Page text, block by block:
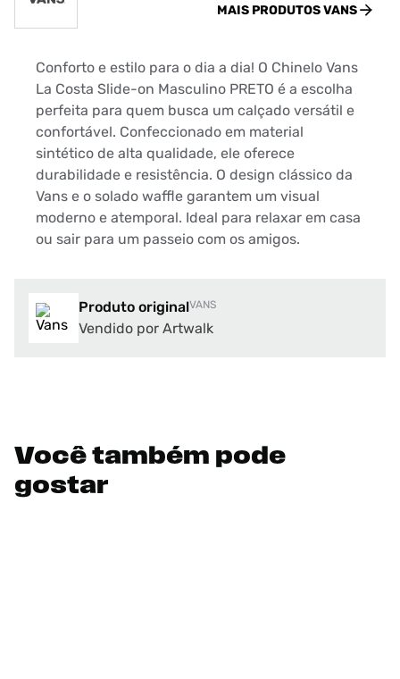
MAIS PRODUTOSVANS
Conforto e estilo para o dia a dia! O Chinelo Vans
La Costa Slide-on Masculino PRETO é a escolha
perfeita para quem busca um calçado versátil e
confortável. Confeccionado em material
sintético de alta qualidade, ele oferece
durabilidade e resistência. O design clássico da
Vans e o solado waffle garantem um visual
moderno e atemporal. Ideal para relaxar em casa
ou sair para um passeio com os amigos.
Produto originalVANS
Vendido por Artwalk
Você também pode
gostar